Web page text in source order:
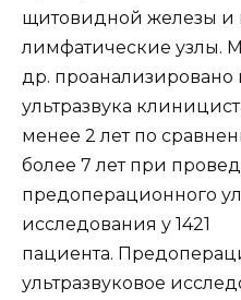
щитовидной железы и
лимфатические узлы.
др. проанализировано
ультразвука
менее 2 лет по
более 7 лет при
предоперационного
исследования у 1421
пациента.
ультразвуковое